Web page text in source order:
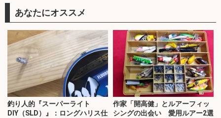
あなたにオススメ
釣り人的『スーパーライト
DIY（SLD）』：ロングハリス仕
作家「開高健」とルアーフィッ
シングの出会い 愛用ルアー2選